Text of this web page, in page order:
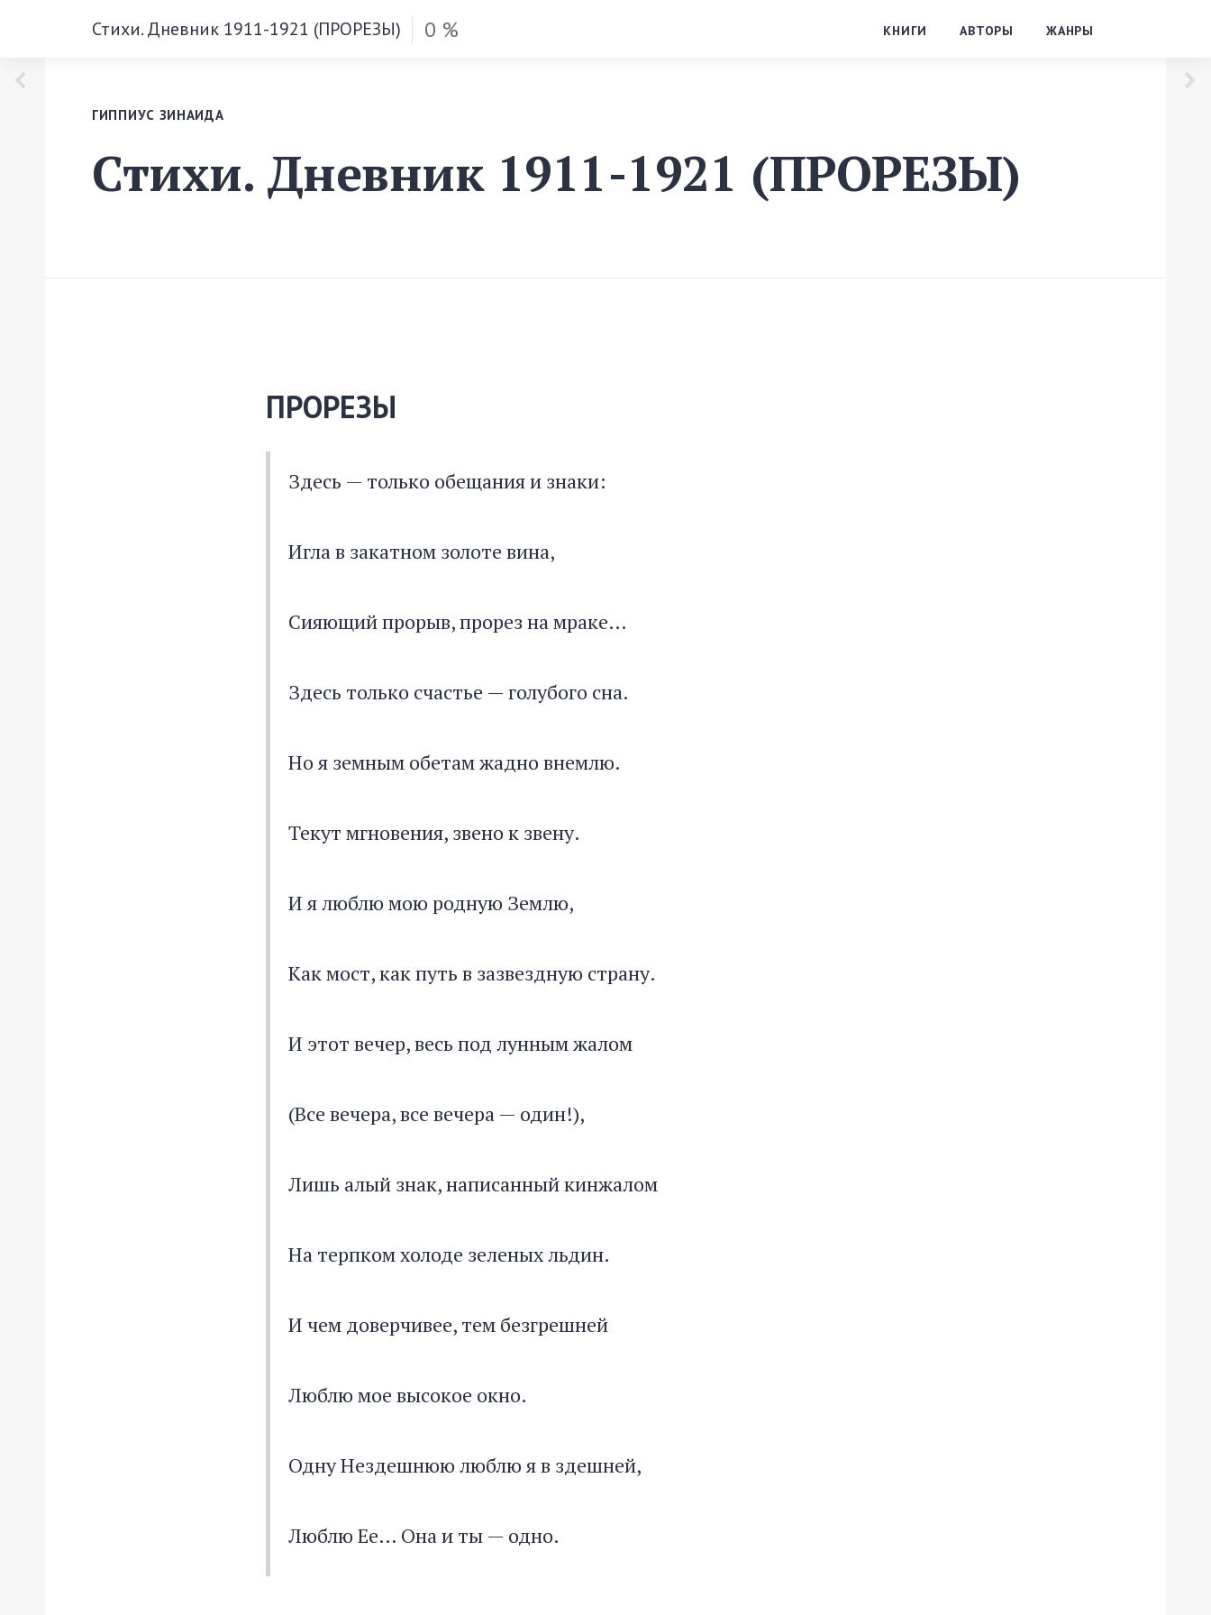
Стихи. Дневник 1911-1921 (ПРОРЕЗЫ) 0 % КНИГИ АВТОРЫ ЖАНРЫ
ГИППИУС ЗИНАИДА
Стихи. Дневник 1911-1921 (ПРОРЕЗЫ)
ПРОРЕЗЫ
Здесь — только обещания и знаки:
Игла в закатном золоте вина,
Сияющий прорыв, прорез на мраке…
Здесь только счастье — голубого сна.
Но я земным обетам жадно внемлю.
Текут мгновения, звено к звену.
И я люблю мою родную Землю,
Как мост, как путь в зазвездную страну.
И этот вечер, весь под лунным жалом
(Все вечера, все вечера — один!),
Лишь алый знак, написанный кинжалом
На терпком холоде зеленых льдин.
И чем доверчивее, тем безгрешней
Люблю мое высокое окно.
Одну Нездешнюю люблю я в здешней,
Люблю Ее… Она и ты — одно.